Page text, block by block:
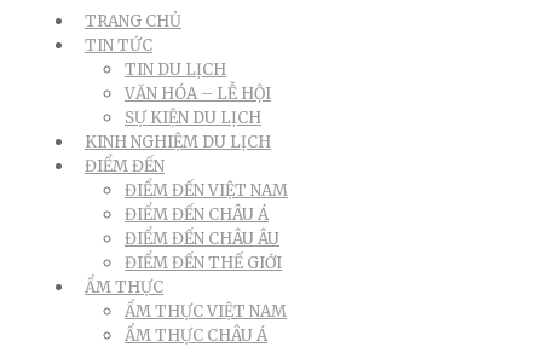
TRANG CHỦ
TIN TỨC
TIN DU LỊCH
VĂN HÓA – LỄ HỘI
SỰ KIỆN DU LỊCH
KINH NGHIỆM DU LỊCH
ĐIỂM ĐẾN
ĐIỂM ĐẾN VIỆT NAM
ĐIỂM ĐẾN CHÂU Á
ĐIỂM ĐẾN CHÂU ÂU
ĐIỂM ĐẾN THẾ GIỚI
ẨM THỰC
ẨM THỰC VIỆT NAM
ẨM THỰC CHÂU Á